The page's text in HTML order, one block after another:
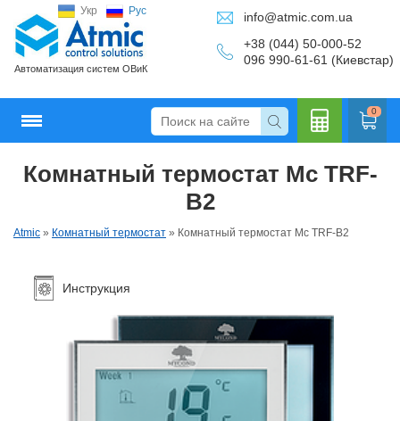
Укр Рус
Автоматизация систем ОВиК
info@atmic.com.ua
+38 (044) 50-000-52
096 990-61-61 (Киевстар)
0
Комнатный термостат Mc TRF-
B2
Atmic » Комнатный термостат » Комнатный термостат Mc TRF-B2
Инструкция